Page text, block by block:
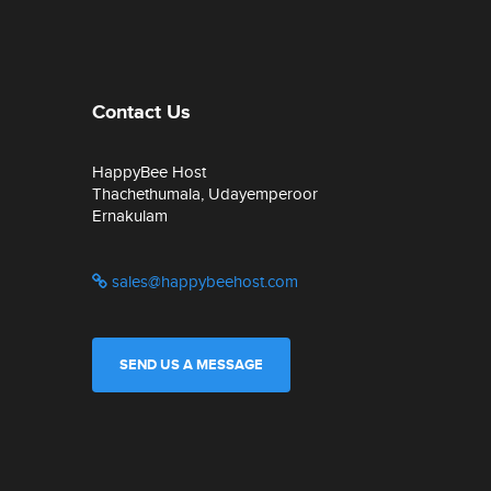
Contact Us
HappyBee Host
Thachethumala, Udayemperoor
Ernakulam
sales@happybeehost.com
SEND US A MESSAGE